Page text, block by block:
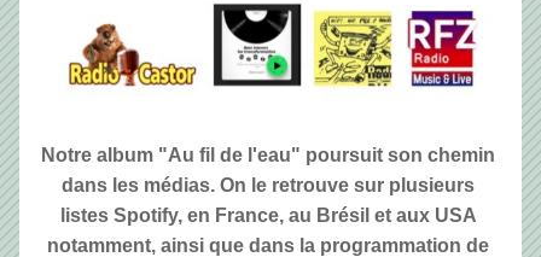
Notre album "Au fil de l'eau" poursuit son chemin
dans les médias. On le retrouve sur plusieurs
listes Spotify, en France, au Brésil et aux USA
notamment, ainsi que dans la programmation de